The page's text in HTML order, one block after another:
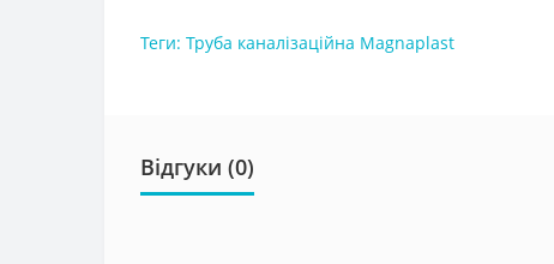
Теги: Труба каналізаційна Magnaplast
Відгуки (0)